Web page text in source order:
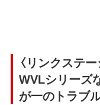
〈リンクステ
WVLシリーズ
が一のトラブ